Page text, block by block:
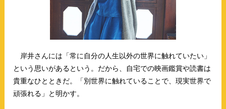
岸井さんには「常に自分の人生以外の世界に触れていたい」
という思いがあるという。だから、自宅での映画鑑賞や読書は
貴重なひとときだ。「別世界に触れていることで、現実世界で
頑張れる」と明かす。